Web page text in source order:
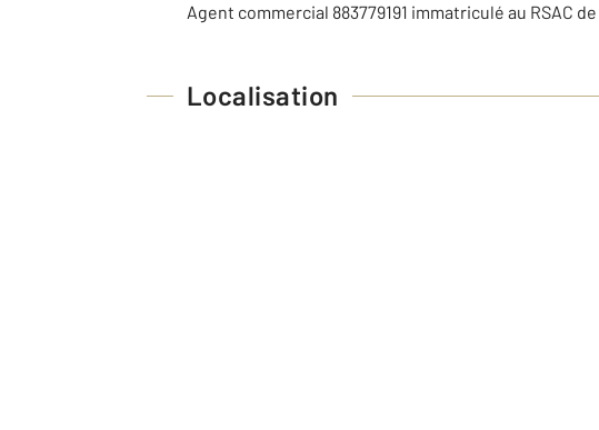
Agent commercial 883779191 immatriculé au RSAC
Localisation